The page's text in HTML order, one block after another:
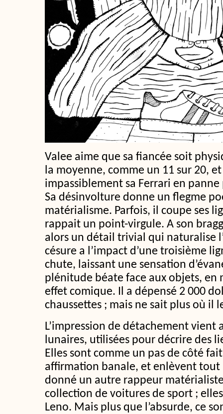
Valee aime que sa fiancée soit
la moyenne, comme un 11 sur 20,
impassiblement sa Ferrari en
Sa désinvolture donne un flegme
matérialisme. Parfois, il coupe ses
rappait un point-virgule. A son
alors un détail trivial qui naturalise
césure a l’impact d’une troisième
chute, laissant une sensation
plénitude béate face aux objets, en
effet comique. Il a dépensé 2 000
chaussettes ; mais ne sait plus où il
L’impression de détachement vient
lunaires, utilisées pour décrire des
Elles sont comme un pas de côté
affirmation banale, et enlèvent tout
donné un autre rappeur
collection de voitures de sport ;
Leno. Mais plus que l’absurde, ce